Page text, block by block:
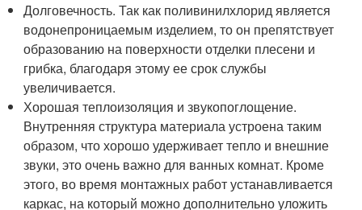
Долговечность. Так как поливинилхлорид является
водонепроницаемым изделием, то он препятствует
образованию на поверхности отделки плесени и
грибка, благодаря этому ее срок службы
увеличивается.
Хорошая теплоизоляция и звукопоглощение.
Внутренняя структура материала устроена таким
образом, что хорошо удерживает тепло и внешние
звуки, это очень важно для ванных комнат. Кроме
этого, во время монтажных работ устанавливается
каркас, на который можно дополнительно уложить